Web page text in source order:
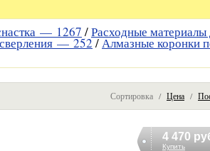
— 1267 /Расходные материалы
сверления —252/Алмазные коронки
Сортировка / Цена /
4 470
Купить